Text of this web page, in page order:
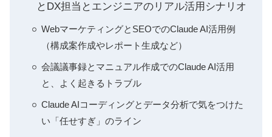
とDX担当とエンジニアのリアル活用シナリオ
WebマーケティングとSEOでのClaude AI活用例
（構成案作成やレポート生成など）
会議議事録とマニュアル作成でのClaude AI活用
と、よく起きるトラブル
Claude AIコーディングとデータ分析で気をつけた
い「任せすぎ」のライン